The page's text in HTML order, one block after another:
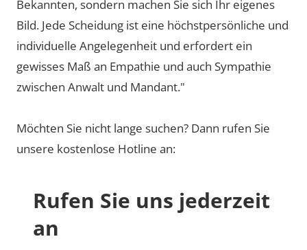
Bekannten, sondern machen Sie sich Ihr eigenes
Bild. Jede Scheidung ist eine höchstpersönliche und
individuelle Angelegenheit und erfordert ein
gewisses Maß an Empathie und auch Sympathie
zwischen Anwalt und Mandant."
Möchten Sie nicht lange suchen? Dann rufen Sie
unsere kostenlose Hotline an:
Rufen Sie uns jederzeit
an